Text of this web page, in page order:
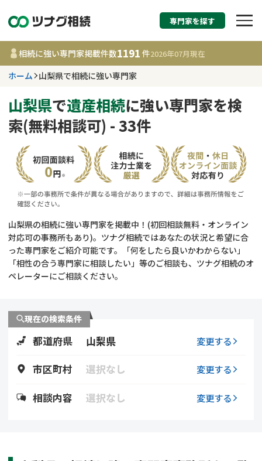
相続税申告・相続手
す
山梨県
事務所
相談内容で探す
相続登記
遺留分侵害額請求
コラム
相続手続き
専門家を探す
相続に強い専門家掲載件数1191 件2026年07月現在
ホーム 山梨県で相続に強い専門家
山梨県で遺産相続に強い専門家を検
索(無料相談可) - 33件
山梨県の相続に強い専門家を掲載中！(初回相談無料・オンライン
対応可の事務所もあり)。ツナグ相続ではあなたの状況と希望に合
った専門家をご紹介可能です。「何をしたら良いかわからない」
「相性の合う専門家に相談したい」等のご相談も、ツナグ相続のオ
ペレーターにご相談ください。
現在の検索条件
都道府県 山梨県 変更する
市区町村 選択なし 変更する
相談内容 選択なし 変更する